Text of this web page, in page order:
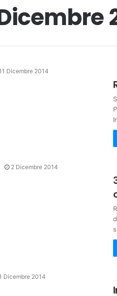
Dicembre 2014
2 Dicembre 2014
Dicembre 2014